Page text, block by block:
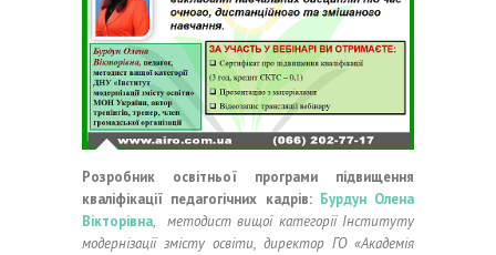
Розробник освітньої програми підвищення
кваліфікації педагогічних кадрів: Бурдун Олена
Вікторівна, методист вищої категорії Інституту
модернізації змісту освіти, директор ГО «Академія